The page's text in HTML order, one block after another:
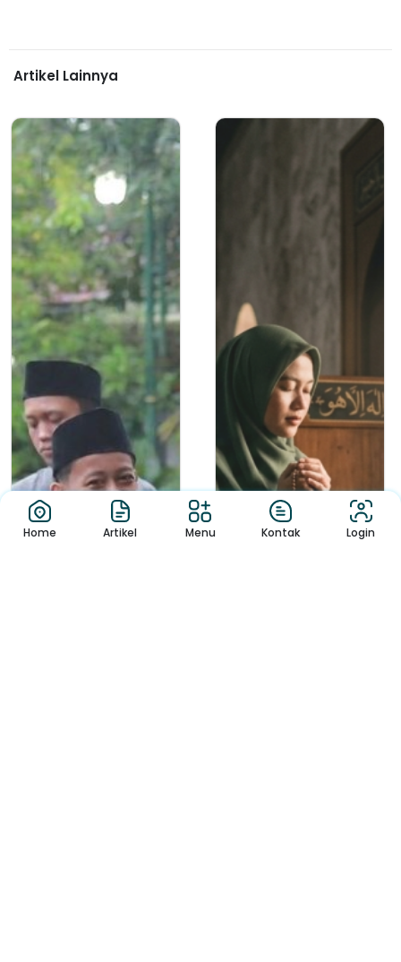
Artikel Lainnya
Home Artikel Menu Kontak Login